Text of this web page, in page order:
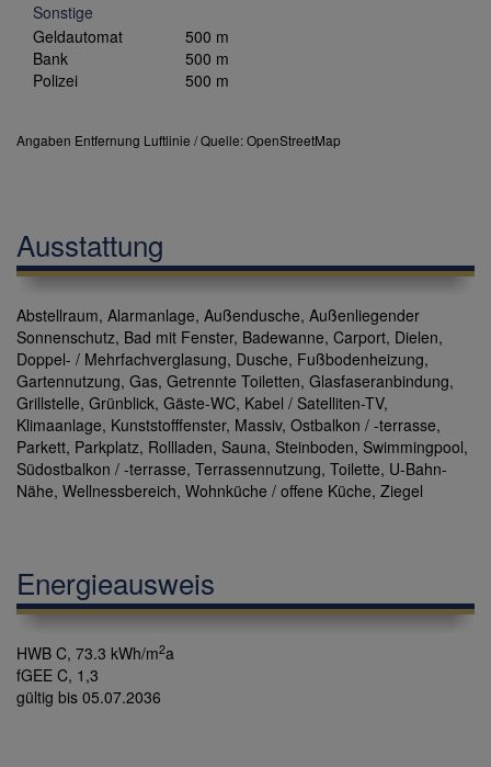
Sonstige
Geldautomat
500 m
Bank
500 m
Polizei
500 m
Angaben Entfernung Luftlinie / Quelle: OpenStreetMap
Ausstattung
Abstellraum Alarmanlage Außendusche Außenliegender
Sonnenschutz Bad mit Fenster Badewanne Carport Dielen
Doppel- / Mehrfachverglasung Dusche Fußbodenheizung
Gartennutzung Gas Getrennte Toiletten Glasfaseranbindung
Grillstelle Grünblick Gäste-WC Kabel / Satelliten-TV
Klimaanlage Kunststofffenster Massiv Ostbalkon / -terrasse
Parkett Parkplatz Rollladen Sauna Steinboden Swimmingpool
Südostbalkon / -terrasse Terrassennutzung Toilette U-Bahn-
Nähe Wellnessbereich Wohnküche / offene Küche Ziegel
Energieausweis
HWB C, 73.3 kWh/m2a
fGEE C, 1,3
gültig bis 05.07.2036